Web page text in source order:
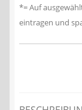
*= Auf
eintragen und